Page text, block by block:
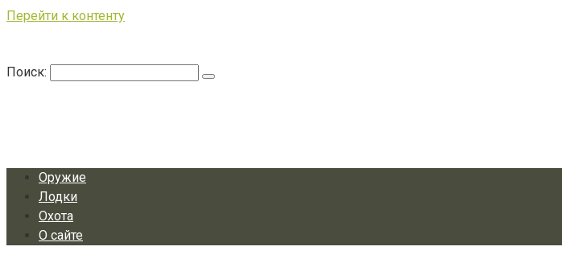
Перейти к контенту
Поиск:
Оружие
Лодки
Охота
О сайте